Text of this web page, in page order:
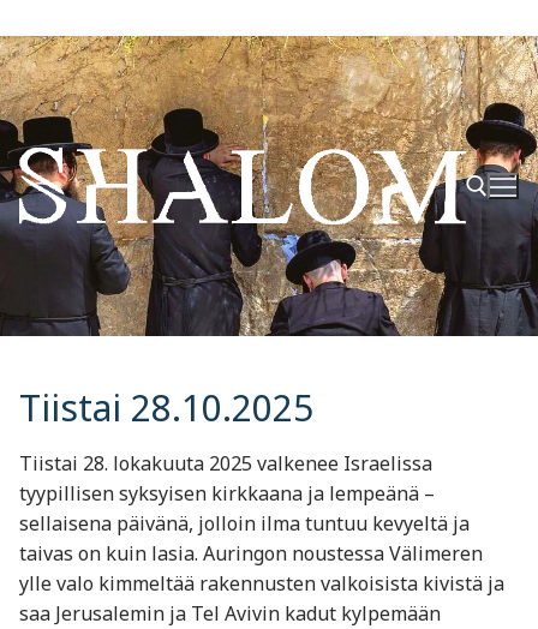
Hyppää
sisältöön
Hae:
Tiistai 28.10.2025
Tiistai 28. lokakuuta 2025 valkenee Israelissa
tyypillisen syksyisen kirkkaana ja lempeänä –
sellaisena päivänä, jolloin ilma tuntuu kevyeltä ja
taivas on kuin lasia. Auringon noustessa Välimeren
ylle valo kimmeltää rakennusten valkoisista kivistä ja
saa Jerusalemin ja Tel Avivin kadut kylpemään